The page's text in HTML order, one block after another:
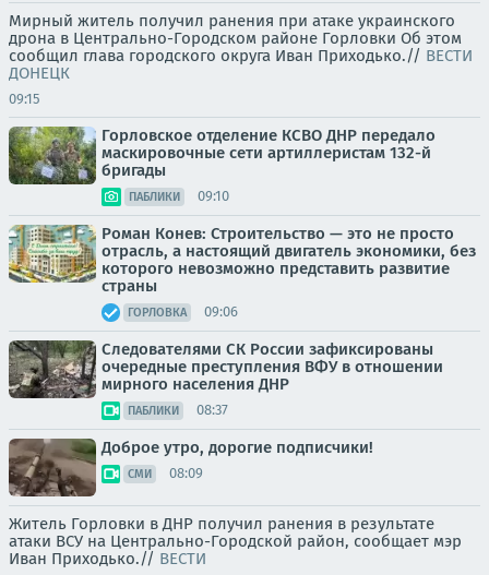
Мирный житель получил ранения при атаке украинского
дрона в Центрально-Городском районе Горловки Об этом
сообщил глава городского округа Иван Приходько.// ВЕСТИ
ДОНЕЦК
09:15
Горловское отделение КСВО ДНР передало
маскировочные сети артиллеристам 132-й
бригады
ПАБЛИКИ 09:10
Роман Конев: Строительство — это не просто
отрасль, а настоящий двигатель экономики, без
которого невозможно представить развитие
страны
ГОРЛОВКА 09:06
Следователями СК России зафиксированы
очередные преступления ВФУ в отношении
мирного населения ДНР
ПАБЛИКИ 08:37
Доброе утро, дорогие подписчики!
СМИ 08:09
Житель Горловки в ДНР получил ранения в результате
атаки ВСУ на Центрально-Городской район, сообщает мэр
Иван Приходько.// ВЕСТИ